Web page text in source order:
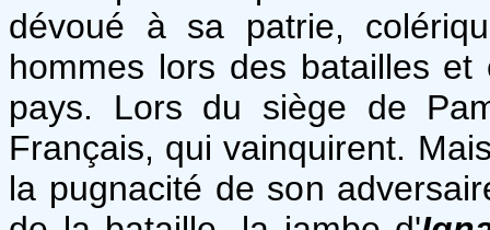
dévoué à sa patrie,
hommes lors des batailles
pays. Lors du siège de
Français, qui vainquirent.
la pugnacité de son